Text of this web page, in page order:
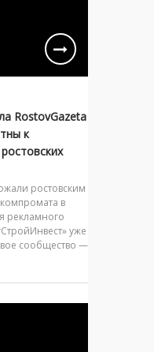
RostovGazeta
к
ростовским
в
рекламного
уже
сообщество —